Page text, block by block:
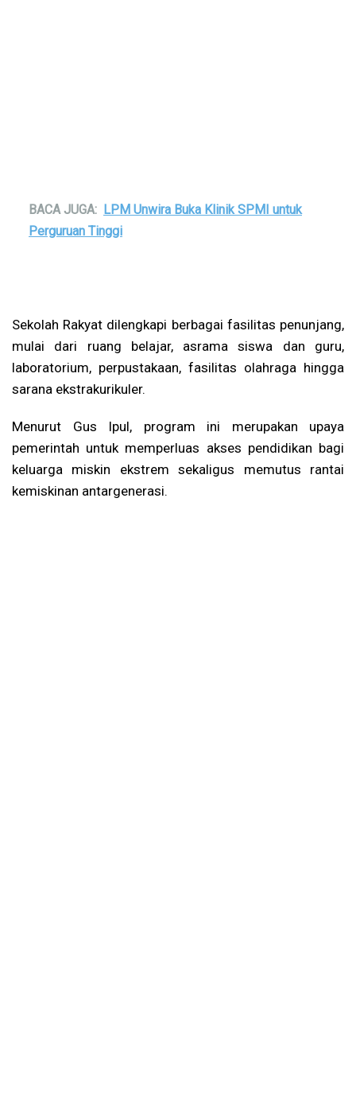
BACA JUGA: LPM Unwira Buka Klinik SPMI untuk
Perguruan Tinggi
Sekolah Rakyat dilengkapi berbagai fasilitas penunjang,
mulai dari ruang belajar, asrama siswa dan guru,
laboratorium, perpustakaan, fasilitas olahraga hingga
sarana ekstrakurikuler.
Menurut Gus Ipul, program ini merupakan upaya
pemerintah untuk memperluas akses pendidikan bagi
keluarga miskin ekstrem sekaligus memutus rantai
kemiskinan antargenerasi.